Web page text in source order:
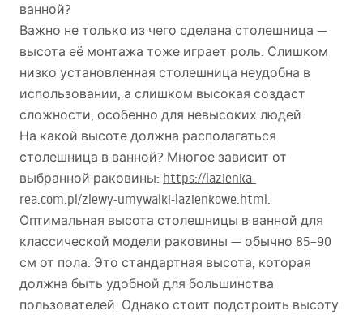
ванной?
Важно не только из чего сделана столешница —
высота её монтажа тоже играет роль. Слишком
низко установленная столешница неудобна в
использовании, а слишком высокая создаст
сложности, особенно для невысоких людей.
На какой высоте должна располагаться
столешница в ванной? Многое зависит от
выбранной раковины: https://lazienka-
rea.com.pl/zlewy-umywalki-lazienkowe.html.
Оптимальная высота столешницы в ванной для
классической модели раковины — обычно 85–90
см от пола. Это стандартная высота, которая
должна быть удобной для большинства
пользователей. Однако стоит подстроить высоту